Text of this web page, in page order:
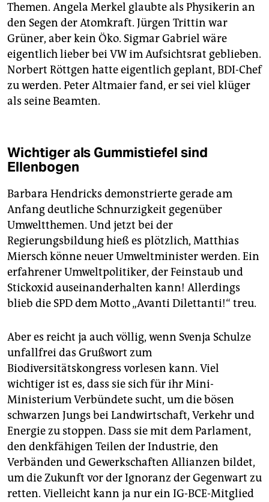
Themen. Angela Merkel glaubte als Physikerin an
den Segen der Atomkraft. Jürgen Trittin war
Grüner, aber kein Öko. Sigmar Gabriel wäre
eigentlich lieber bei VW im Aufsichtsrat geblieben.
Norbert Röttgen hatte eigentlich geplant, BDI-Chef
zu werden. Peter Altmaier fand, er sei viel klüger
als seine Beamten.
Wichtiger als Gummistiefel sind
Ellenbogen
Barbara Hendricks demonstrierte gerade am
Anfang deutliche Schnurzigkeit gegenüber
Umweltthemen. Und jetzt bei der
Regierungsbildung hieß es plötzlich, Matthias
Miersch könne neuer Umweltminister werden. Ein
erfahrener Umweltpolitiker, der Feinstaub und
Stickoxid auseinanderhalten kann! Allerdings
blieb die SPD dem Motto „Avanti Dilettanti!“ treu.
Aber es reicht ja auch völlig, wenn Svenja Schulze
unfallfrei das Grußwort zum
Biodiversitätskongress vorlesen kann. Viel
wichtiger ist es, dass sie sich für ihr Mini-
Ministerium Verbündete sucht, um die bösen
schwarzen Jungs bei Landwirtschaft, Verkehr und
Energie zu stoppen. Dass sie mit dem Parlament,
den denkfähigen Teilen der Industrie, den
Verbänden und Gewerkschaften Allianzen bildet,
um die Zukunft vor der Ignoranz der Gegenwart zu
retten. Vielleicht kann ja nur ein IG-BCE-Mitglied